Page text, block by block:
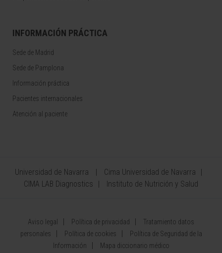
INFORMACIÓN PRÁCTICA
Sede de Madrid
Sede de Pamplona
Información práctica
Pacientes internacionales
Atención al paciente
Universidad de Navarra
Cima Universidad de Navarra
CIMA LAB Diagnostics
Instituto de Nutrición y Salud
Aviso legal Política de privacidad
Tratamiento datos
personales
Política de cookies
Política de Seguridad de la
Información
Mapa diccionario médico